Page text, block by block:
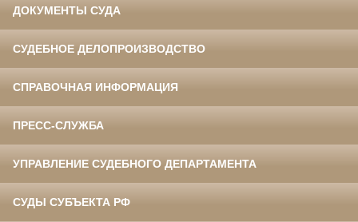
ДОКУМЕНТЫ СУДА
СУДЕБНОЕ ДЕЛОПРОИЗВОДСТВО
СПРАВОЧНАЯ ИНФОРМАЦИЯ
ПРЕСС-СЛУЖБА
УПРАВЛЕНИЕ СУДЕБНОГО ДЕПАРТАМЕНТА
СУДЫ СУБЪЕКТА РФ